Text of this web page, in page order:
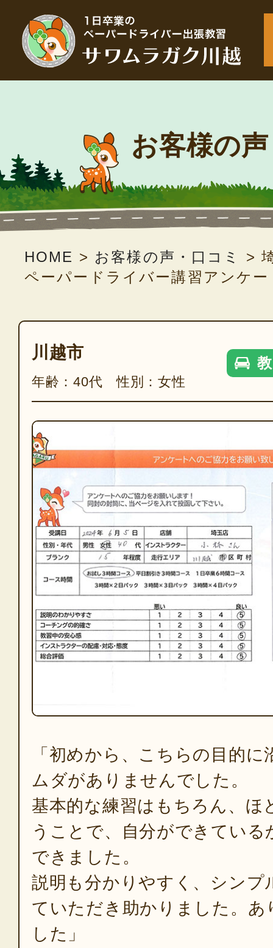
お客様の
HOME > お客様の声・口コミ >
ペーパードライバー講習アンケー
川越市
年齢：40代 性別：女性
「初めから、こちらの目的
ムダがありませんでした。
基本的な練習はもちろん、ほ
うことで、自分ができてい
できました。
説明も分かりやすく、シンプ
ていただき助かりました。
した」